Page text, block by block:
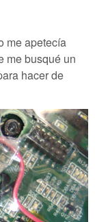
me apetecía
me busqué un
hacer de